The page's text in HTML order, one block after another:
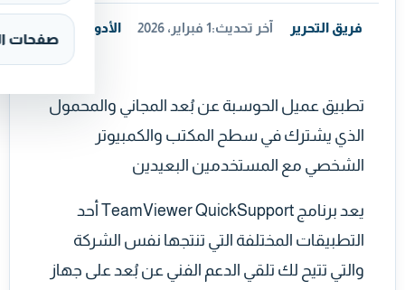
صفحات
فريق التحرير آخر تحديث:1 فبراير، 2026 الأدوات
تطبيق عميل الحوسبة عن بُعد المجاني والمحمول
الذي يشترك في سطح المكتب والكمبيوتر
الشخصي مع المستخدمين البعيدين
يعد برنامج TeamViewer QuickSupport أحد
التطبيقات المختلفة التي تنتجها نفس الشركة
والتي تتيح لك تلقي الدعم الفني عن بُعد على جهاز